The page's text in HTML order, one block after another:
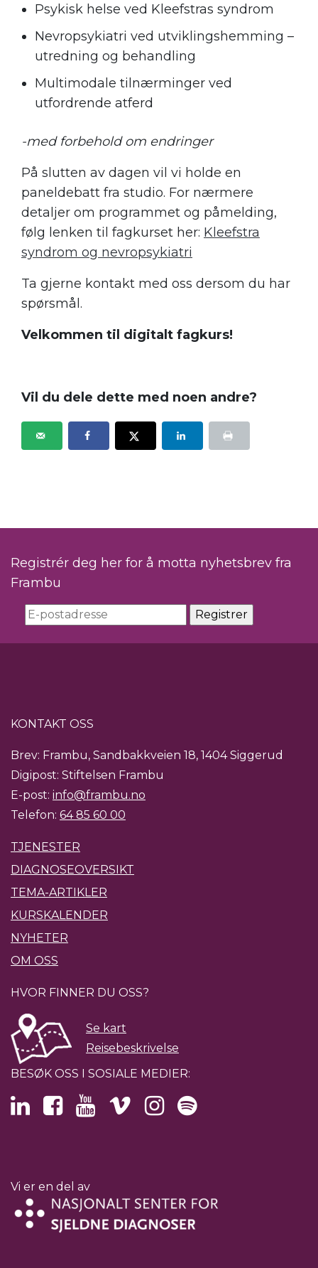
Psykisk helse ved Kleefstras syndrom
Nevropsykiatri ved utviklingshemming –
utredning og behandling
Multimodale tilnærminger ved
utfordrende atferd
-med forbehold om endringer
På slutten av dagen vil vi holde en
paneldebatt fra studio. For nærmere
detaljer om programmet og påmelding,
følg lenken til fagkurset her: Kleefstra
syndrom og nevropsykiatri
Ta gjerne kontakt med oss dersom du har
spørsmål.
Velkommen til digitalt fagkurs!
Vil du dele dette med noen andre?
Registrér deg her for å motta nyhetsbrev fra
Frambu
KONTAKT OSS
Brev: Frambu, Sandbakkveien 18, 1404 Siggerud
Digipost: Stiftelsen Frambu
E-post: info@frambu.no
Telefon: 64 85 60 00
TJENESTER
DIAGNOSEOVERSIKT
TEMA-ARTIKLER
KURSKALENDER
NYHETER
OM OSS
HVOR FINNER DU OSS?
Se kart
Reisebeskrivelse
BESØK OSS I SOSIALE MEDIER:
Vi er en del av